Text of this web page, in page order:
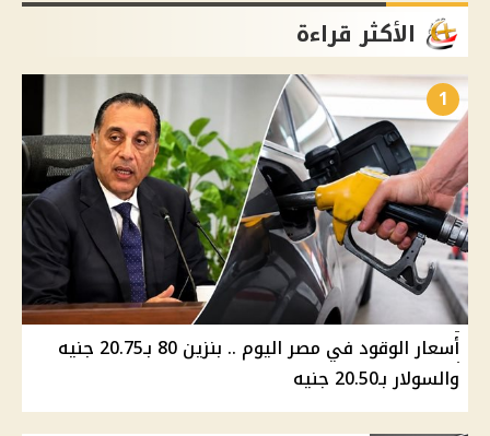
الأكثر قراءة
1
أسعار الوقود في مصر اليوم .. بنزين 80 بـ20.75 جنيه
والسولار بـ20.50 جنيه